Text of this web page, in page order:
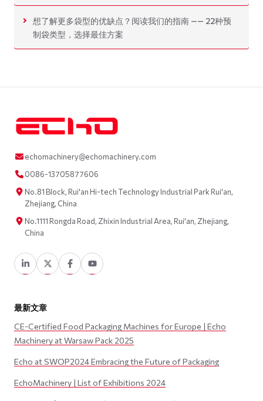
想了解更多袋型的优缺点？阅读我们的指南 —— 22种预
制袋类型，选择最佳方案
echomachinery@echomachinery.com
0086-13705877606
No.81 Block, Rui'an Hi-tech Technology Industrial Park Rui'an,
Zhejiang, China
No.1111 Rongda Road, Zhixin Industrial Area, Rui'an, Zhejiang,
China
最新文章
CE-Certified Food Packaging Machines for Europe | Echo
Machinery at Warsaw Pack 2025
Echo at SWOP2024 Embracing the Future of Packaging
EchoMachinery | List of Exhibitions 2024